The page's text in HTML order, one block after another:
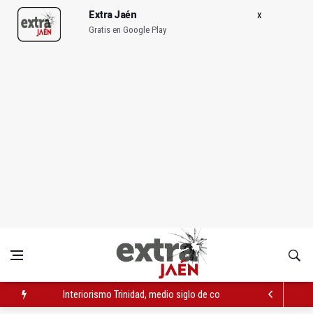
Extra Jaén
Gratis en Google Play
Interiorismo Trinidad, medio siglo de confianza y solidez